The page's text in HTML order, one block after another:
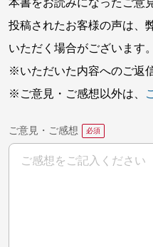
本書をお読みになったご意
投稿されたお客様の声は、
いただく場合がございます。
※いただいた内容へのご返
※ご意見・ご感想以外は、
ご意見・ご感想